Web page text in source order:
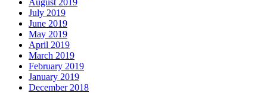
August 2019
July 2019
June 2019
May 2019
April 2019
March 2019
February 2019
January 2019
December 2018